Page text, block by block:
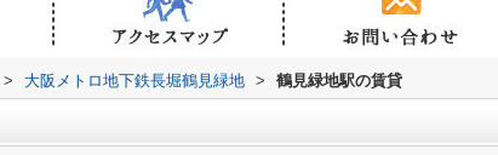
> 大阪メトロ地下鉄長堀鶴見緑地 > 鶴見緑地駅の賃貸